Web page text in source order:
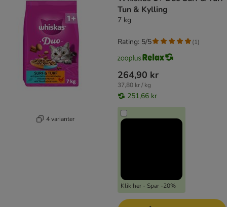
4 varianter
Tun & Kylling
7 kg
264,90 kr
37,80 kr / kg
251,66 kr
Klik her - Spar -20%
Rating: 5/5 (1)